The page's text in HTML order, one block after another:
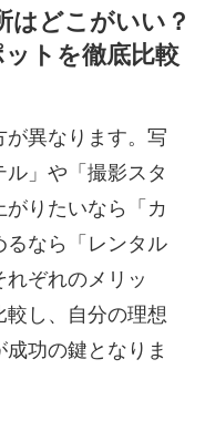
はどこがいい？
トを徹底比較
が異なります。写
」や「撮影スタ
りたいなら「カ
るなら「レンタル
ぞれのメリッ
較し、自分の理想
功の鍵となりま